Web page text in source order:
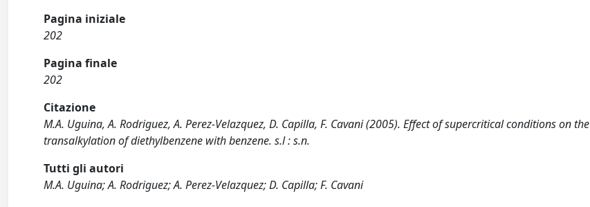
Pagina iniziale
202
Pagina finale
202
Citazione
M.A. Uguina, A. Rodriguez, A. Perez-Velazquez, D. Capilla, F. Cavani (2005). Effect of supercritical conditions on the
transalkylation of diethylbenzene with benzene. s.l : s.n.
Tutti gli autori
M.A. Uguina; A. Rodriguez; A. Perez-Velazquez; D. Capilla; F. Cavani